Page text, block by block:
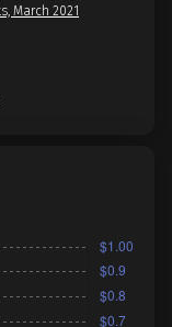
March 2021